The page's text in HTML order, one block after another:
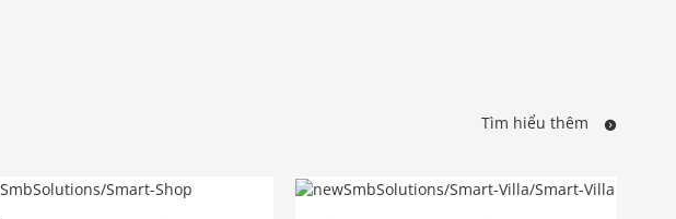
Tìm hiểu thêm